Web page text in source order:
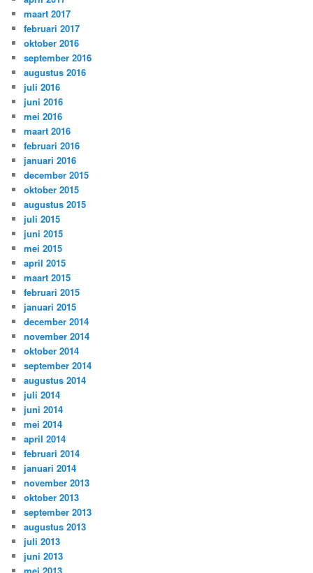
maart 2017
februari 2017
oktober 2016
september 2016
augustus 2016
juli 2016
juni 2016
mei 2016
maart 2016
februari 2016
januari 2016
december 2015
oktober 2015
augustus 2015
juli 2015
juni 2015
mei 2015
april 2015
maart 2015
februari 2015
januari 2015
december 2014
november 2014
oktober 2014
september 2014
augustus 2014
juli 2014
juni 2014
mei 2014
april 2014
februari 2014
januari 2014
november 2013
oktober 2013
september 2013
augustus 2013
juli 2013
juni 2013